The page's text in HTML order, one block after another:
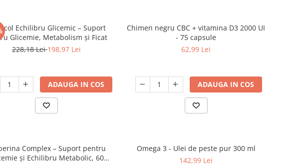
Echilibru Glicemic – Suport
Glicemie, Metabolism și Ficat
228,18 Lei198,97 Lei
ADAUGA IN COS
Chimen negru CBC + vitamina D3 2000 UI
- 75 capsule
62,99 Lei
ADAUGA IN COS
Complex – Suport pentru
și Echilibru Metabolic, 60
Omega 3 - Ulei de peste pur 300 ml
142,99 Lei